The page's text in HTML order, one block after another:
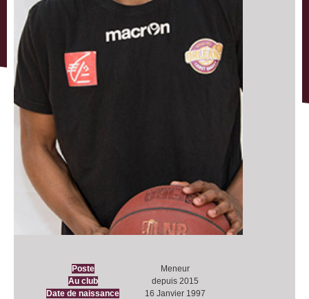
Poste
Meneur
Au club
depuis 2015
Date de naissance
16 Janvier 1997